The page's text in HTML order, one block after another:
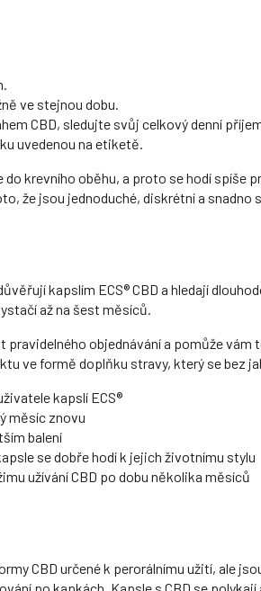
ve stejnou dobu.
CBD, sledujte svůj celkový denní
uvedenou na etiketě.
krevního oběhu, a proto se hodí spíše
že jsou jednoduché, diskrétní a snadno
kapslím ECS® CBD a hledají
až na šest měsíců.
pravidelného objednávání a pomůže
ve formě doplňku stravy, který se bez
kapslí ECS®
měsíc znovu
balení
se dobře hodí k jejich životnímu stylu
užívání CBD po dobu několika měsíců
CBD určené k perorálnímu užití, ale